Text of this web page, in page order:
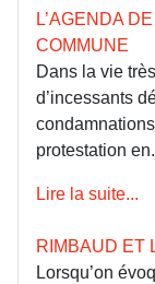
L’AGENDA
COMMUNE
Dans la vie
d’incessants
protestation
Lire la suite...
RIMBAUD ET
Lorsqu’on